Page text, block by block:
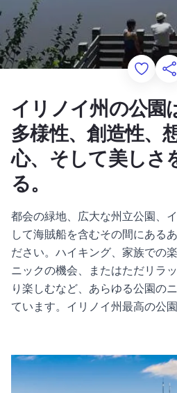
Add to
イリノイ州の公園
多様性、創造性、
心、そして美しさ
る。
都会の緑地、広大な州立公園、
して海賊船を含むその間にある
ださい。ハイキング、家族での
ニックの機会、またはただリラ
り楽しむなど、あらゆる公園の
ています。イリノイ州最高の公